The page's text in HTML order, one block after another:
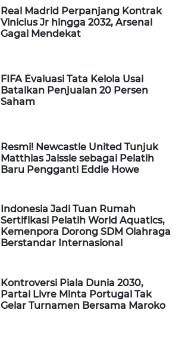
Real Madrid Perpanjang Kontrak
Vinicius Jr hingga 2032, Arsenal
Gagal Mendekat
FIFA Evaluasi Tata Kelola Usai
Batalkan Penjualan 20 Persen
Saham
Resmi! Newcastle United Tunjuk
Matthias Jaissle sebagai Pelatih
Baru Pengganti Eddie Howe
Indonesia Jadi Tuan Rumah
Sertifikasi Pelatih World Aquatics,
Kemenpora Dorong SDM Olahraga
Berstandar Internasional
Kontroversi Piala Dunia 2030,
Partai Livre Minta Portugal Tak
Gelar Turnamen Bersama Maroko